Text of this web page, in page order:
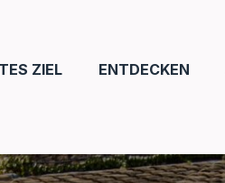
ZIEL ENTDECKEN